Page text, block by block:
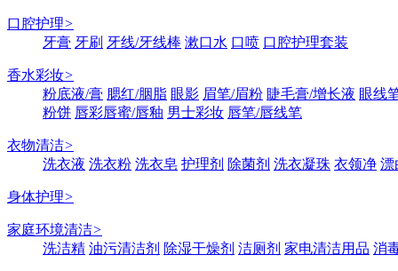
口腔护理>
牙膏 牙刷 牙线/牙线棒 漱口水 口喷 口腔护理套装
香水彩妆>
粉底液/膏 腮红/胭脂 眼影 眉笔/眉粉 睫毛膏/增长液 眼线
粉饼 唇彩唇蜜/唇釉 男士彩妆 唇笔/唇线笔
衣物清洁>
洗衣液 洗衣粉 洗衣皂 护理剂 除菌剂 洗衣凝珠 衣领净 漂
身体护理>
家庭环境清洁>
洗洁精 油污清洁剂 除湿干燥剂 洁厕剂 家电清洁用品 消